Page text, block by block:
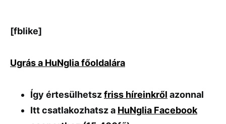
[fblike]
Ugrás a HuNglia főoldalára
Így értesülhetszfriss híreinkről azonnal
Itt csatlakozhatsz a HuNglia Facebook